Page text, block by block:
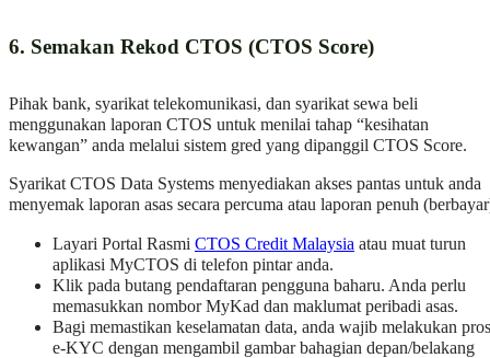
6. Semakan Rekod CTOS (CTOS Score)
Pihak bank, syarikat telekomunikasi, dan syarikat sewa beli
menggunakan laporan CTOS untuk menilai tahap “kesihatan
kewangan” anda melalui sistem gred yang dipanggil CTOS Score.
Syarikat CTOS Data Systems menyediakan akses pantas untuk anda
menyemak laporan asas secara percuma atau laporan penuh
Layari Portal Rasmi CTOS Credit Malaysia atau muat turun
aplikasi MyCTOS di telefon pintar anda.
Klik pada butang pendaftaran pengguna baharu. Anda perlu
memasukkan nombor MyKad dan maklumat peribadi asas.
Bagi memastikan keselamatan data, anda wajib melakukan
e-KYC dengan mengambil gambar bahagian depan/belakang